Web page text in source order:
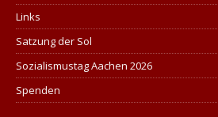
Links
Satzung der Sol
Sozialismustag Aachen 2026
Spenden